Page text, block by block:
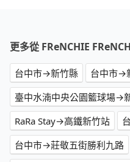
更多從 FReNCHIE
台中市→新竹縣
台中市→
臺中水湳中央公園籃球場→
RaRa Stay→高鐵新竹站
台中市→莊敬五街勝利九路